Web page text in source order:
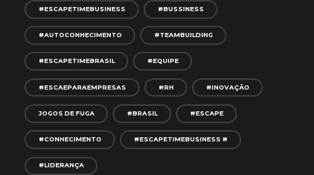
#ESCAPETIMEBUSINESS #BUSSINESS
#AUTOCONHECIMENTO #TEAMBUILDING
#ESCAPETIMEBRASIL #EQUIPE
#ESCAEPARAEMPRESAS #RH #INOVAÇÃO
JOGOS DE FUGA #BRASIL #ESCAPE
#CONHECIMENTO #ESCAPETIMEBUSINESS #
#LIDERANÇA